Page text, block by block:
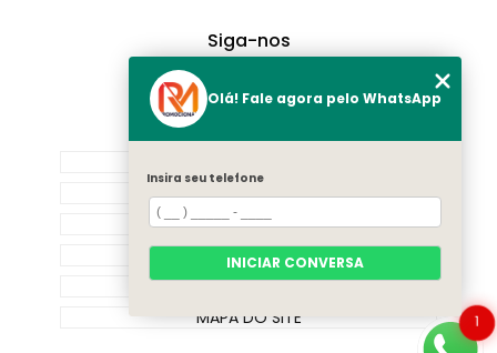
Siga-nos
SOBRE NÓS
PRODUTOS
CATEGORIAS
CONTATO
MAPA DO SITE
1
Olá! Fale agora pelo WhatsApp
Insira seu telefone
INICIAR CONVERSA